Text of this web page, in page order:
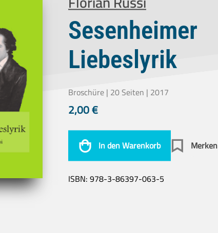
Sesenheimer
Liebeslyrik
Broschüre | 20 Seiten | 2017
2,00€
In den Warenkorb Merken
ISBN:978-3-86397-063-5